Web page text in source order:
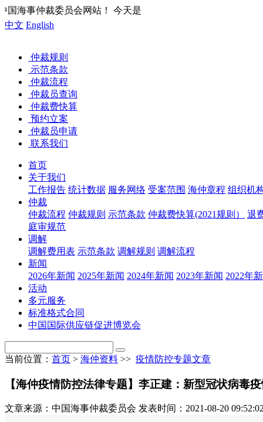
网站！ 今天是
中文 English
仲裁规则
示范条款
仲裁流程
仲裁员查询
仲裁费快算
预约立案
仲裁员申请
联系我们
首页
关于我们
工作报告 统计数据 服务网络 受案范围 海仲章程 组织机
仲裁
仲裁流程 仲裁规则 示范条款 仲裁费快算(2021规则）
退
庭审规范
调解
调解费用表 示范条款 调解规则 调解流程
新闻
2026年新闻 2025年新闻 2024年新闻 2023年新闻 2022年
活动
多元服务
标准格式合同
中国国际供应链促进博览会
当前位置： 首页 > 海仲资料 >> 疫情防控专题文章
【海仲疫情防控法律专题】李正建：新型冠状病毒
文章来源：中国海事仲裁委员会 发表时间：2021-08-20